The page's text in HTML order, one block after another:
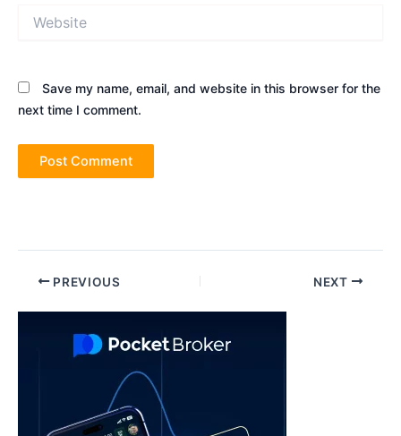
Save my name, email, and website in this browser for the
next time I comment.
Post PREVIOUS NEXT